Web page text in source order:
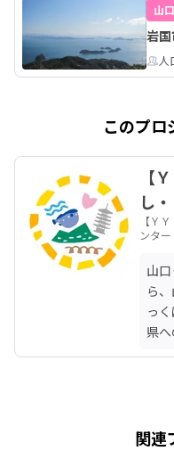
山
岩
人
このプロ
【
し
【Ｙ
ンター
山
ら
っ
県
関連